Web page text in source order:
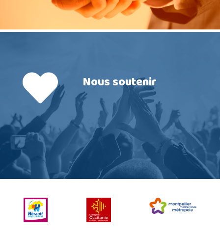
Nous soutenir